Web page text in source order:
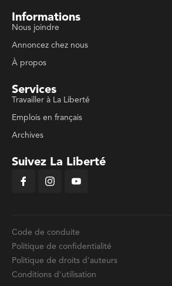
Informations
Nous joindre
Annoncez chez nous
À propos
Services
Travailler à La Liberté
Emplois en français
Archives
Suivez La Liberté
Code de conduite
Politique de confidentialité
Politique de droits d'auteurs
Conditions d'utilisation